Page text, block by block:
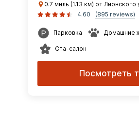
0.7 миль (1.13 км) от Лионского
4.60
(895 reviews)
Парковка Домашние
Спа-салон
Посмотреть